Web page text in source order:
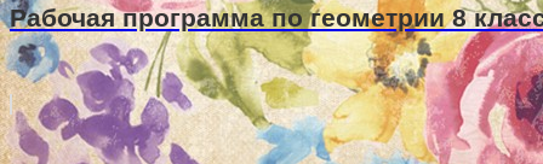
Рабочая программа по геометрии 8